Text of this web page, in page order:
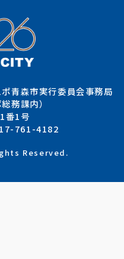
青森市実行委員会事務局
務課内）
番1号
761-4182
Reserved.